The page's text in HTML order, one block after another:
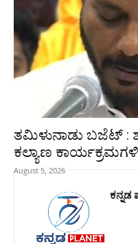
ತಮಿಳುನಾಡು ಬಜೆಟ್ :
ಕಲ್ಯಾಣ
August 5, 2026
ಕನ್ನಡ